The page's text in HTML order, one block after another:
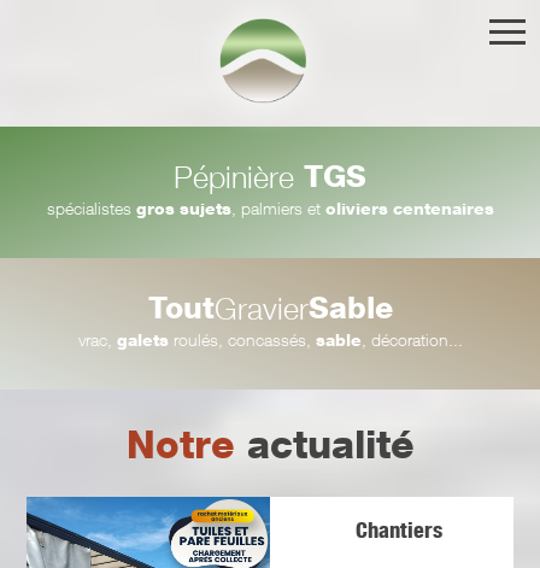
Pépinière TGS
spécialistes gros sujets, palmiers et oliviers centenaires
ToutGravierSable
vrac, galetsroulés, concassés, sable , décoration...
Notre actualité
Chantiers